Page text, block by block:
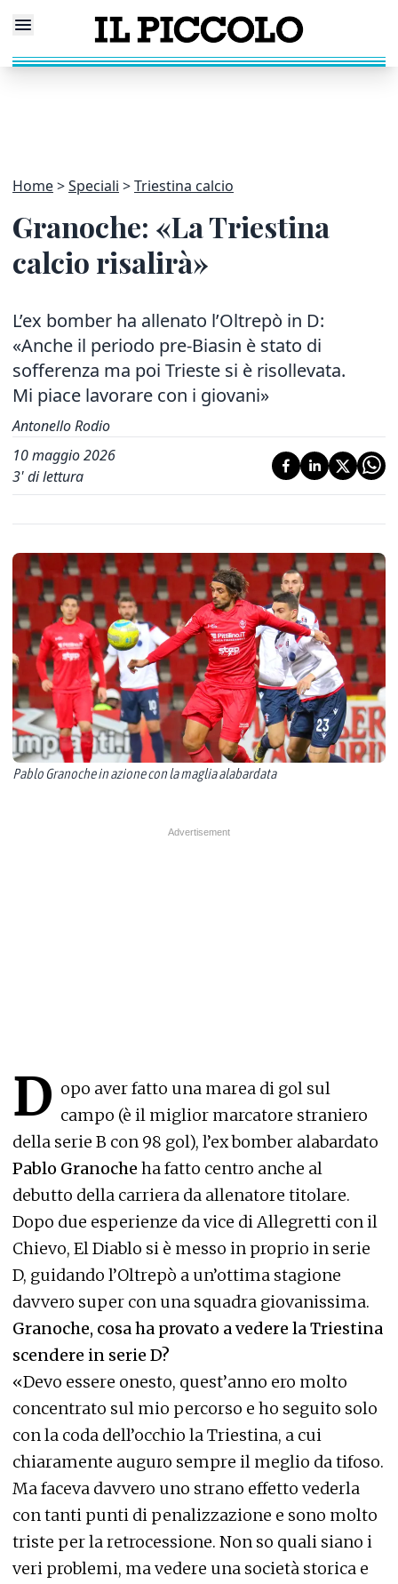
Home Speciali Triestina calcio
Granoche: «La Triestina
calcio risalirà»
L’ex bomber ha allenato l’Oltrepò in D:
«Anche il periodo pre-Biasin è stato di
sofferenza ma poi Trieste si è risollevata.
Mi piace lavorare con i giovani»
Antonello Rodio
10 maggio 2026
3' di lettura
Pablo Granoche in azione con la maglia alabardata
D opo aver fatto una marea di gol sul
campo (è il miglior marcatore straniero
della serie B con 98 gol), l’ex bomber alabardato
Pablo Granoche ha fatto centro anche al
debutto della carriera da allenatore titolare.
Dopo due esperienze da vice di Allegretti con il
Chievo, El Diablo si è messo in proprio in serie
D, guidando l’Oltrepò a un’ottima stagione
davvero super con una squadra giovanissima.
Granoche, cosa ha provato a vedere la Triestina
scendere in serie D?
«Devo essere onesto, quest’anno ero molto
concentrato sul mio percorso e ho seguito solo
con la coda dell’occhio la Triestina, a cui
chiaramente auguro sempre il meglio da tifoso.
Ma faceva davvero uno strano effetto vederla
con tanti punti di penalizzazione e sono molto
triste per la retrocessione. Non so quali siano i
veri problemi, ma vedere una società storica e